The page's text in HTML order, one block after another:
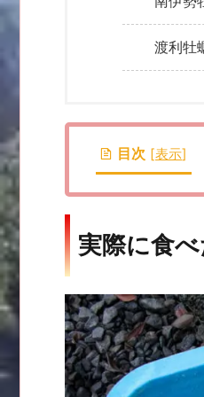
渡利牡
目次 [表示]
実際に食